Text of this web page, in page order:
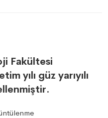
Fakültesi
yılı güz yarıyılı